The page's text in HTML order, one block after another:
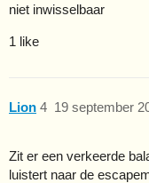
niet inwisselbaar
1 like
Lion 19 september
4
Zit er een verkeerde
luistert naar de